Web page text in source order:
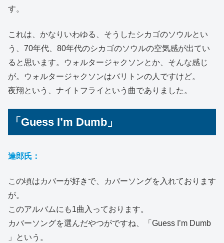
す。
これは、かなりいわゆる、そうしたシカゴのソウルとい
う、70年代、80年代のシカゴのソウルの空気感が出てい
ると思います。ウォルタージャクソンとか、そんな感じ
が。ウォルタージャクソンはバリトンの人ですけど。
夜翔という、ナイトフライという曲でありました。
「Guess I’m Dumb」
達郎氏：
この頃はカバーが好きで、カバーソングを入れております
が。
このアルバムにも1曲入っております。
カバーソングを選んだやつがですね、「Guess I’m Dumb
」という。